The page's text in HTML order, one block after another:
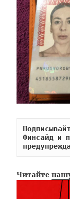
Финсайд и
Читайте